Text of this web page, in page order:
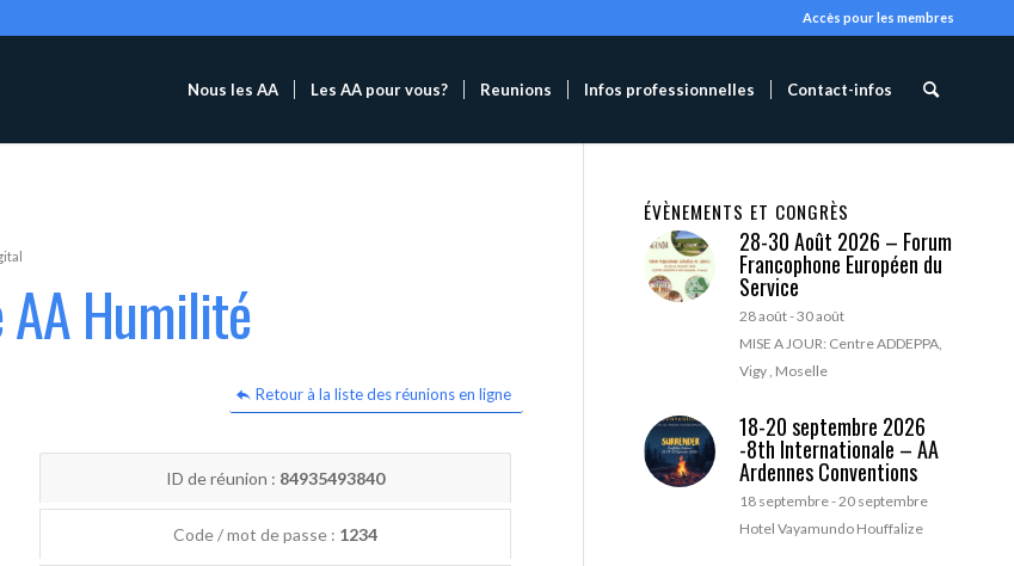
Accès pour les membres
Nous les AA Les AA pour vous? Reunions Infos professionnelles Contact-infos
AA Humilité
Retour à la liste des réunions en ligne
ID de réunion : 84935493840
Code / mot de passe : 1234
ÉVÈNEMENTS ET CONGRÈS
28-30 Août 2026 – Forum
Francophone Européen du
Service
28 août-30 août
MISE A JOUR: Centre ADDEPPA,
Vigy , Moselle
18-20 septembre 2026
-8th Internationale – AA
Ardennes Conventions
18 septembre-20 septembre
Hotel Vayamundo Houffalize